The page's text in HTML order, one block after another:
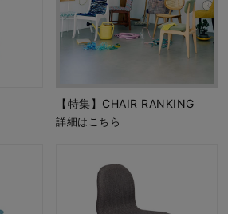
【特集】CHAIR RANKING
詳細はこちら